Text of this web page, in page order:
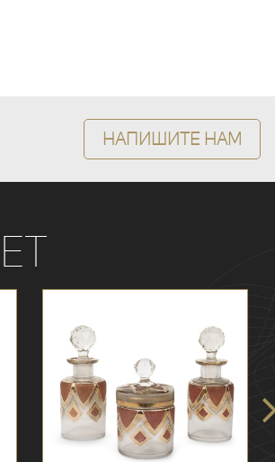
Напишите нам